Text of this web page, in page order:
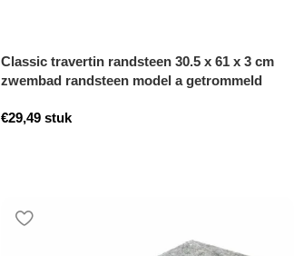
Classic travertin randsteen 30.5 x 61 x 3 cm
zwembad randsteen model a getrommeld
€29,49 stuk